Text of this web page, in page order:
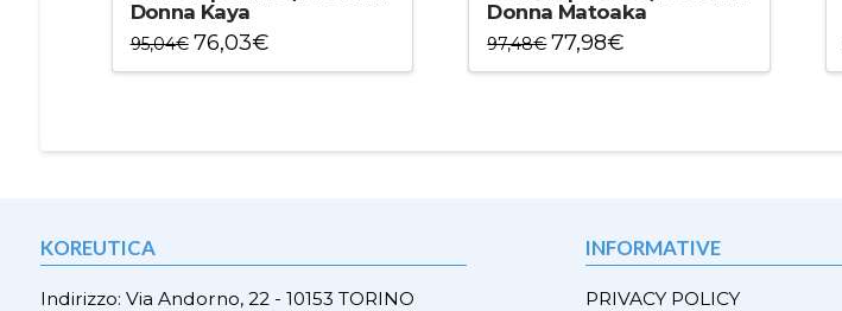
Donna Kaya
95,04€ 76,03€
più
possono
Donna Matoaka
97,48€ 77,98€
più
KOREUTICA
Indirizzo: Via Andorno, 22 - 10153 TORINO
INFORMATIVE
PRIVACY POLICY